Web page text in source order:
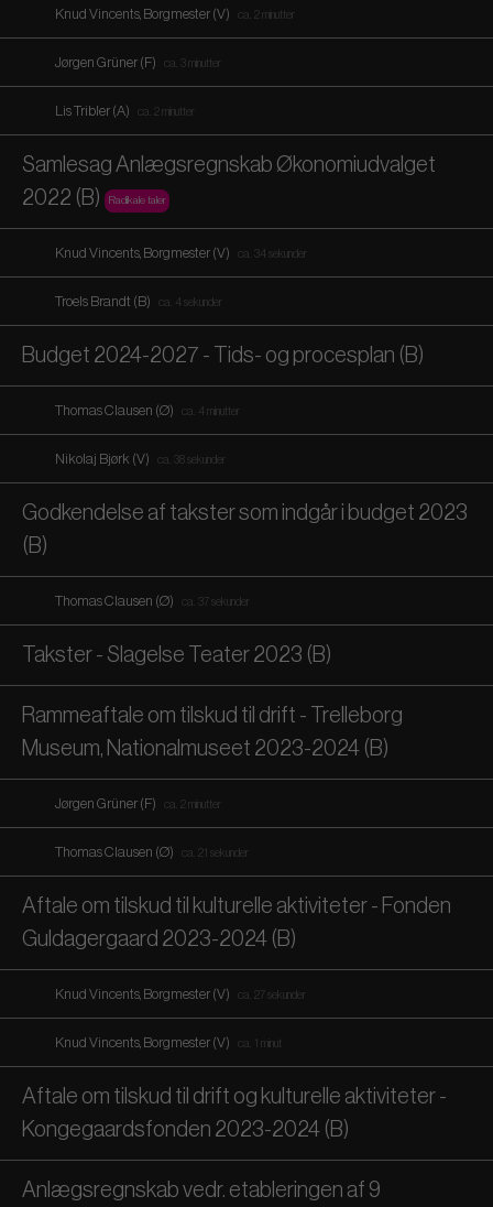
Knud Vincents, Borgmester (V) ca. 2 minutter
Jørgen Grüner (F) ca. 3 minutter
Lis Tribler (A) ca. 2 minutter
Samlesag Anlægsregnskab Økonomiudvalget
2022 (B)
Radikale taler
Knud Vincents, Borgmester (V) ca. 34 sekunder
Troels Brandt (B) ca. 4 sekunder
Budget 2024-2027 - Tids- og procesplan (B)
Thomas Clausen (Ø) ca. 4 minutter
Nikolaj Bjørk (V) ca. 38 sekunder
Godkendelse af takster som indgår i budget 2023
(B)
Thomas Clausen (Ø) ca. 37 sekunder
Takster - Slagelse Teater 2023 (B)
Rammeaftale om tilskud til drift - Trelleborg
Museum, Nationalmuseet 2023-2024 (B)
Jørgen Grüner (F) ca. 2 minutter
Thomas Clausen (Ø) ca. 21 sekunder
Aftale om tilskud til kulturelle aktiviteter - Fonden
Guldagergaard 2023-2024 (B)
Knud Vincents, Borgmester (V) ca. 27 sekunder
Knud Vincents, Borgmester (V) ca. 1 minut
Aftale om tilskud til drift og kulturelle aktiviteter -
Kongegaardsfonden 2023-2024 (B)
Anlægsregnskab vedr. etableringen af 9